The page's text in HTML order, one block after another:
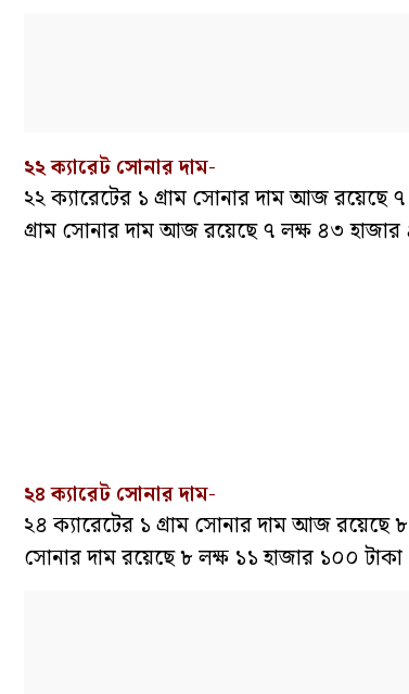
২২ ক্যারেট সোনার দাম-
২২ ক্যারেটের ১ গ্রাম সোনার দাম আজ
গ্রাম সোনার দাম আজ রয়েছে ৭ লক্ষ ৪৩
২৪ ক্যারেট সোনার দাম-
২৪ ক্যারেটের ১ গ্রাম সোনার দাম আজ রয়েছে
সোনার দাম রয়েছে ৮ লক্ষ ১১ হাজার ১০০